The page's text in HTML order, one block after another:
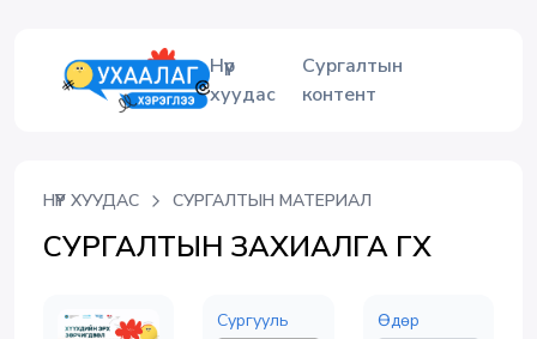
Нүүр
хуудас
Сургалтын
контент
НҮҮР ХУУДАС СУРГАЛТЫН МАТЕРИАЛ
СУРГАЛТЫН ЗАХИАЛГА ӨГӨХ
Сургууль Өдөр